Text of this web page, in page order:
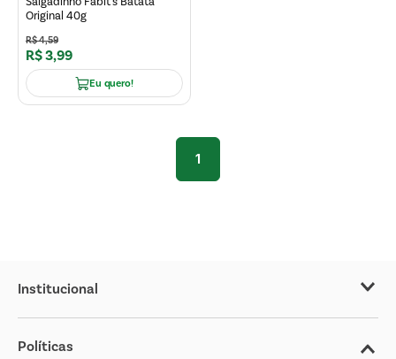
Original 40g
R$4,59
R$3,99
Eu quero!
1
Institucional
Sobre o Covabra
Nossas Lojas
Políticas